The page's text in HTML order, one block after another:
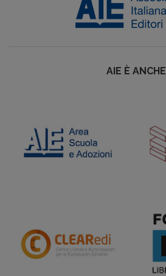
AIE È ANCHE